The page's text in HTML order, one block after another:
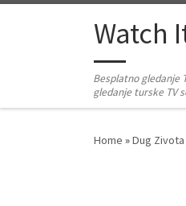
Skip to contentWatch
Besplatno gledanje
gledanje turske TV
Home »Dug Zivota